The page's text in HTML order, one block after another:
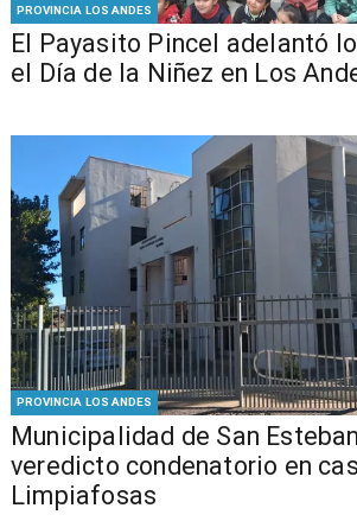
PROVINCIA LOS ANDES
El Payasito Pincel adelantó
el Día de la Niñez en Los
PROVINCIA LOS ANDES
Municipalidad de San
veredicto condenatorio en
Limpiafosas